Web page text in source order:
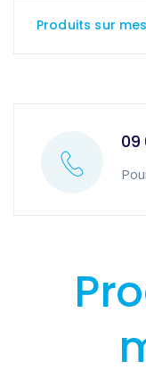
Produits sur
09